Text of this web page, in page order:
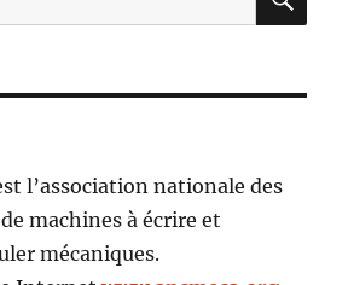
l’association nationale des
machines à écrire et
mécaniques.